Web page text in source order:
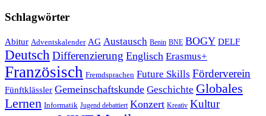
Schlagwörter
Abitur Adventskalender AG Austausch Benin BNE BOGY DELF
DeutschDifferenzierung Englisch Erasmus+
Französisch Fremdsprachen Future Skills Förderverein
Fünftklässler Gemeinschaftskunde Geschichte Globales
Lernen Informatik Jugend debattiert Konzert Kreativ Kultur